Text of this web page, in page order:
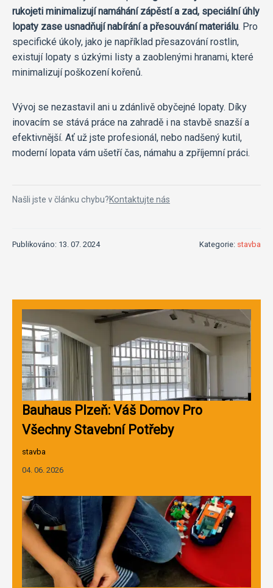
rukojeti minimalizují namáhání zápěstí a zad, speciální úhly
lopaty zase usnadňují nabírání a přesouvání materiálu. Pro
specifické úkoly, jako je například přesazování rostlin,
existují lopaty s úzkými listy a zaoblenými hranami, které
minimalizují poškození kořenů.
Vývoj se nezastavil ani u zdánlivě obyčejné lopaty. Díky
inovacím se stává práce na zahradě i na stavbě snazší a
efektivnější. Ať už jste profesionál, nebo nadšený kutil,
moderní lopata vám ušetří čas, námahu a zpříjemní práci.
Našli jste v článku chybu?Kontaktujte nás
Publikováno: 13. 07. 2024 Kategorie: stavba
Bauhaus Plzeň: Váš Domov Pro
Všechny Stavební Potřeby
stavba
04. 06. 2026